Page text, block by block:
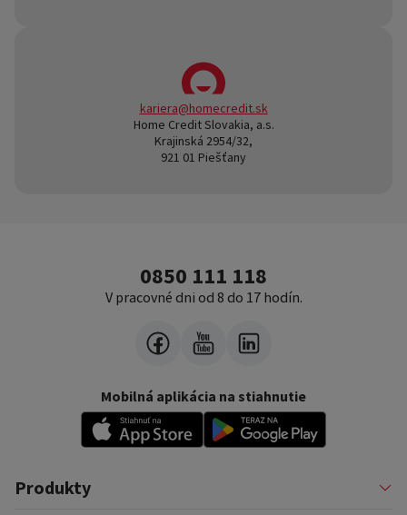
kariera@homecredit.sk
Home Credit Slovakia, a.s.
Krajinská 2954/32,
921 01 Piešťany
0850 111 118
V pracovné dni od 8 do 17 hodín.
Mobilná aplikácia na stiahnutie
Produkty